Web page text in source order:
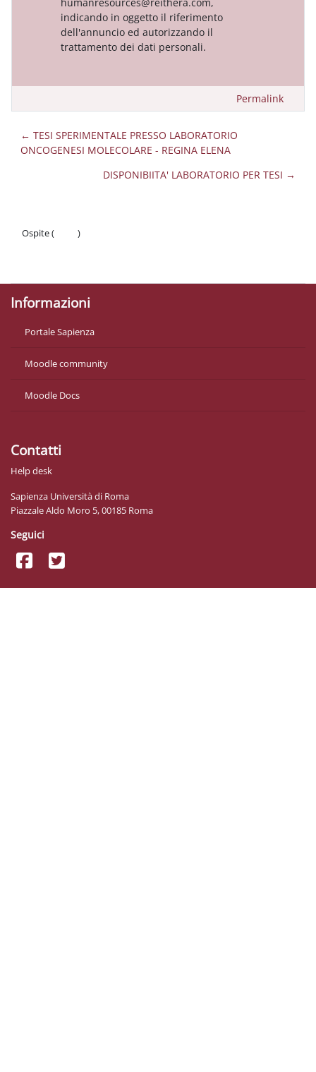
indicando in oggetto il riferimento
dell'annuncio ed autorizzando il
trattamento dei dati personali.
Permalink
← TESI SPERIMENTALE PRESSO LABORATORIO
ONCOGENESI MOLECOLARE - REGINA ELENA
DISPONIBIITA' LABORATORIO PER TESI →
Ospite (
)
Informazioni
Portale Sapienza
Moodle community
Moodle Docs
Contatti
Help desk
Sapienza Università di Roma
Piazzale Aldo Moro 5, 00185 Roma
Seguici